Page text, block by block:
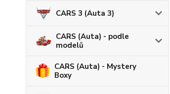
CARS 3 (Auta 3)
CARS (Auta) - podle
modelů
CARS (Auta) - Mystery
Boxy